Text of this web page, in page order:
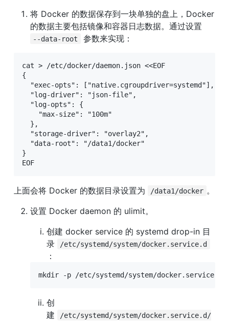
将 Docker 的数据保存到一块单独的盘上，Docker
的数据主要包括镜像和容器日志数据。通过设置
--data-root 参数来实现：
cat > /etc/docker/daemon.json <<EOF
{
  "exec-opts": ["native.cgroupdriver=systemd"],
  "log-driver": "json-file",
  "log-opts": {
    "max-size": "100m"
  },
  "storage-driver": "overlay2",
  "data-root": "/data1/docker"
}
EOF
上面会将 Docker 的数据目录设置为 /data1/docker 。
设置 Docker daemon 的 ulimit。
创建 docker service 的 systemd drop-in 目
录
/etc/systemd/system/docker.service.d
：
mkdir -p /etc/systemd/system/docker.service.d
创
建
/etc/systemd/system/docker.service.d/